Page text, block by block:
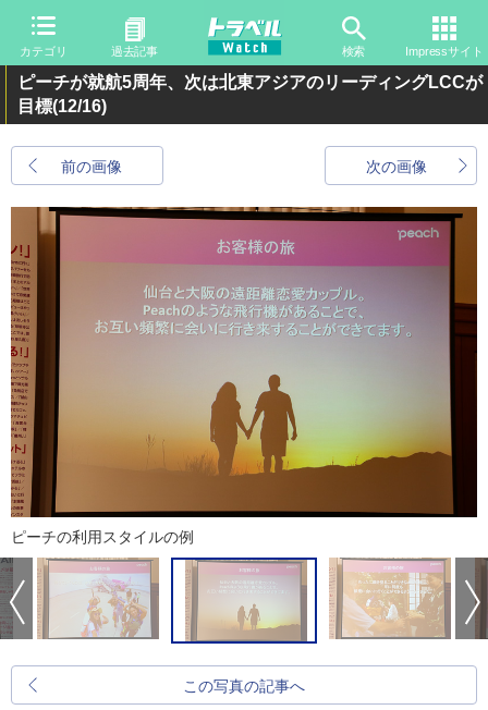
カテゴリ 過去記事 検索 Impressサイト
ピーチが就航5周年、次は北東アジアのリーディングLCCが
目標(12/16)
前の画像 次の画像
ピーチの利用スタイルの例
この写真の記事へ